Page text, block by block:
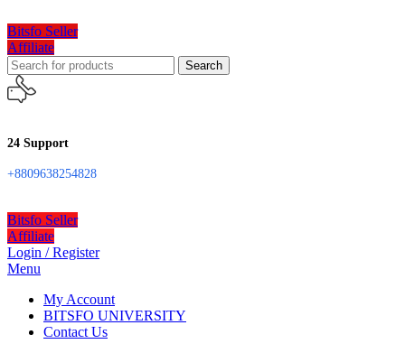
Bitsfo Seller
Affiliate
Search
24 Support
+8809638254828
Bitsfo Seller
Affiliate
Login / Register
Menu
My Account
BITSFO UNIVERSITY
Contact Us